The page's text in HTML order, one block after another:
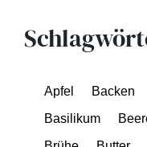
Apfel Backen
Basilikum